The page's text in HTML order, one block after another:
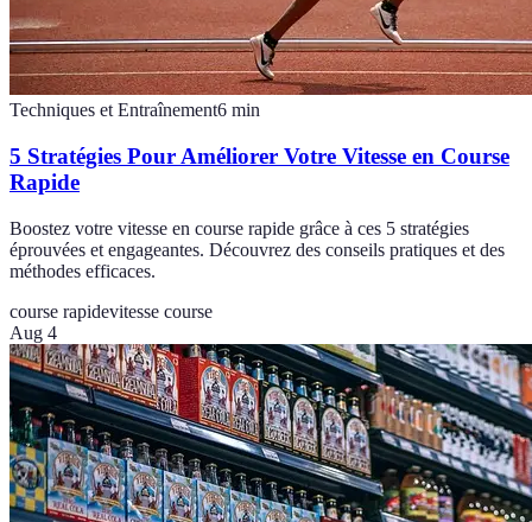
Techniques et Entraînement6 min
5 Stratégies Pour Améliorer Votre Vitesse en Course
Rapide
Boostez votre vitesse en course rapide grâce à ces 5 stratégies
éprouvées et engageantes. Découvrez des conseils pratiques et des
méthodes efficaces.
course rapidevitesse course
Aug 4